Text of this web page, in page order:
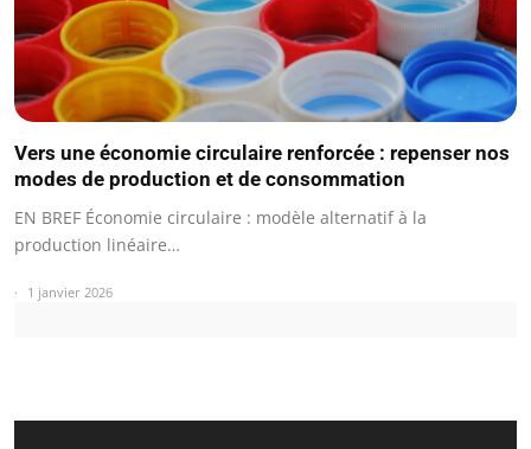
Vers une économie circulaire renforcée : repenser nos
modes de production et de consommation
EN BREF Économie circulaire : modèle alternatif à la
production linéaire…
1 janvier 2026